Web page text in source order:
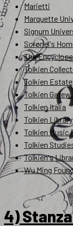
Marietti
Marquette
Signum
Soronel's
The
Tolkien
Tolkien Estate
Tolkien
Tolkien Italia
Tolkien Library
Tolkien Music
Tolkien
Tolkien's
Wu Ming
4)